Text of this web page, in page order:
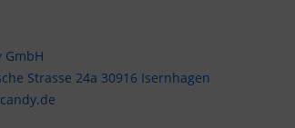
GmbH
Strasse 24a 30916 Isernhagen